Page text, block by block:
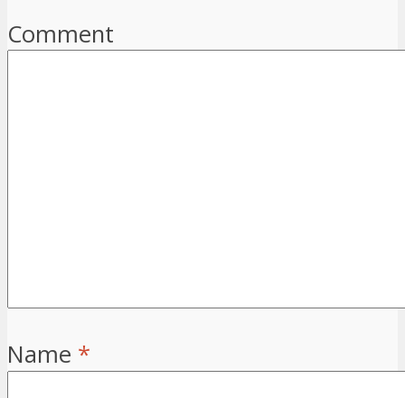
Comment
Name *